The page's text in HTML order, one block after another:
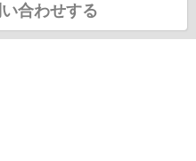
合わせする